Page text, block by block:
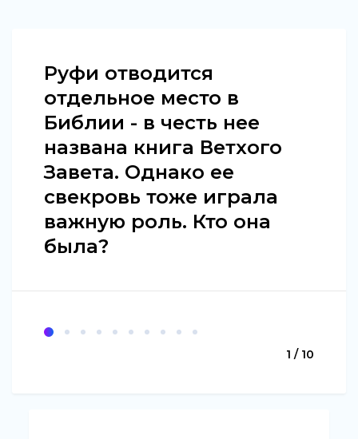
Руфи отводится
отдельное место в
Библии - в честь нее
названа книга Ветхого
Завета. Однако ее
свекровь тоже играла
важную роль. Кто она
была?
1 / 10